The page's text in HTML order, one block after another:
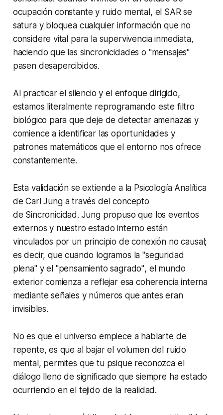
ocupación constante y ruido mental, el SAR se
satura y bloquea cualquier información que no
considere vital para la supervivencia inmediata,
haciendo que las sincronicidades o "mensajes"
pasen desapercibidos.
Al practicar el silencio y el enfoque dirigido,
estamos literalmente reprogramando este filtro
biológico para que deje de detectar amenazas y
comience a identificar las oportunidades y
patrones matemáticos que el entorno nos ofrece
constantemente.
Esta validación se extiende a la Psicología Analítica
de Carl Junga través del concepto
de Sincronicidad . Jung propuso que los eventos
externos y nuestro estado interno están
vinculados por un principio de conexión no causal;
es decir, que cuando logramos la"seguridad
plena"y el "pensamiento sagrado", el mundo
exterior comienza a reflejar esa coherencia interna
mediante señales y números que antes eran
invisibles.
No es que el universo empiece a hablarte de
repente, es que al bajar el volumen del ruido
mental, permites que tu psique reconozca el
diálogo lleno de significado que siempre ha estado
ocurriendo en el tejido de la realidad.